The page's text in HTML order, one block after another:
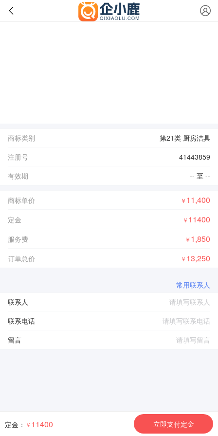
商标类别
第21类 厨房洁具
注册号
41443859
有效期
-- 至 --
商标单价 ￥ 11,400
定金 ￥ 11400
服务费 ￥ 1,850
订单总价 ￥ 13,250
常用联系人
联系人
联系电话
留言
定金： ￥ 11400 立即支付定金